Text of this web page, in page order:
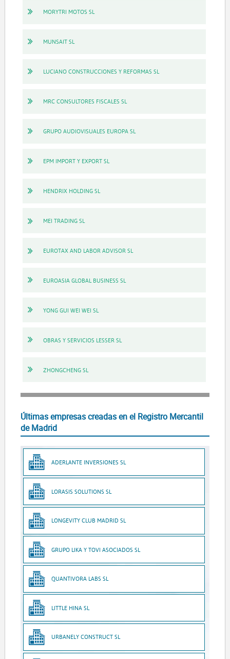
MORYTRI MOTOS SL
MUNSAIT SL
LUCIANO CONSTRUCCIONES Y REFORMAS SL
MRC CONSULTORES FISCALES SL
GRUPO AUDIOVISUALES EUROPA SL
EPM IMPORT Y EXPORT SL
HENDRIX HOLDING SL
MEI TRADING SL
EUROTAX AND LABOR ADVISOR SL
EUROASIA GLOBAL BUSINESS SL
YONG GUI WEI WEI SL
OBRAS Y SERVICIOS LESSER SL
ZHONGCHENG SL
Últimas empresas creadas en el Registro Mercantil
de Madrid
ADERLANTE INVERSIONES SL
LORASIS SOLUTIONS SL
LONGEVITY CLUB MADRID SL
GRUPO LIKA Y TOVI ASOCIADOS SL
QUANTIVORA LABS SL
LITTLE HINA SL
URBANELY CONSTRUCT SL